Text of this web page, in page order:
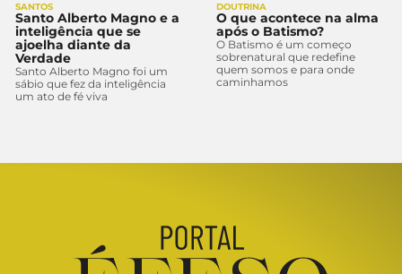
SANTOS
Santo Alberto Magno e a
inteligência que se
ajoelha diante da
Verdade
Santo Alberto Magno foi um
sábio que fez da inteligência
um ato de fé viva
DOUTRINA
O que acontece na alma
após o Batismo?
O Batismo é um começo
sobrenatural que redefine
quem somos e para onde
caminhamos